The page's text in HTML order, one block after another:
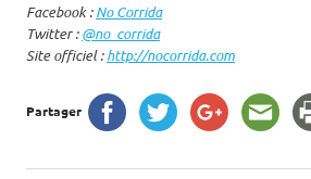
Facebook :No Corrida
Twitter :@no_corrida
Site officiel :http://nocorrida.com
Partager